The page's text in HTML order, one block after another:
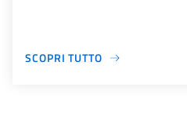
SCOPRI TUTTO